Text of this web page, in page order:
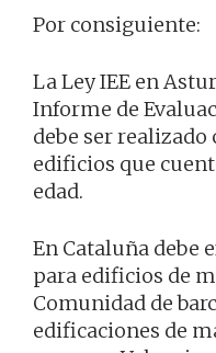
Por consiguiente:
La Ley IEE en
Informe de
debe ser realizado
edificios que
edad.
En Cataluña debe
para edificios de
Comunidad de
edificaciones de